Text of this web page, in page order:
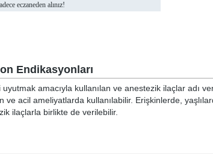
eczaneden alınız!
Endikasyonları
uyutmak amacıyla kullanılan ve anestezik ilaçlar adı
acil ameliyatlarda kullanılabilir. Erişkinlerde,
ilaçlarla birlikte de verilebilir.